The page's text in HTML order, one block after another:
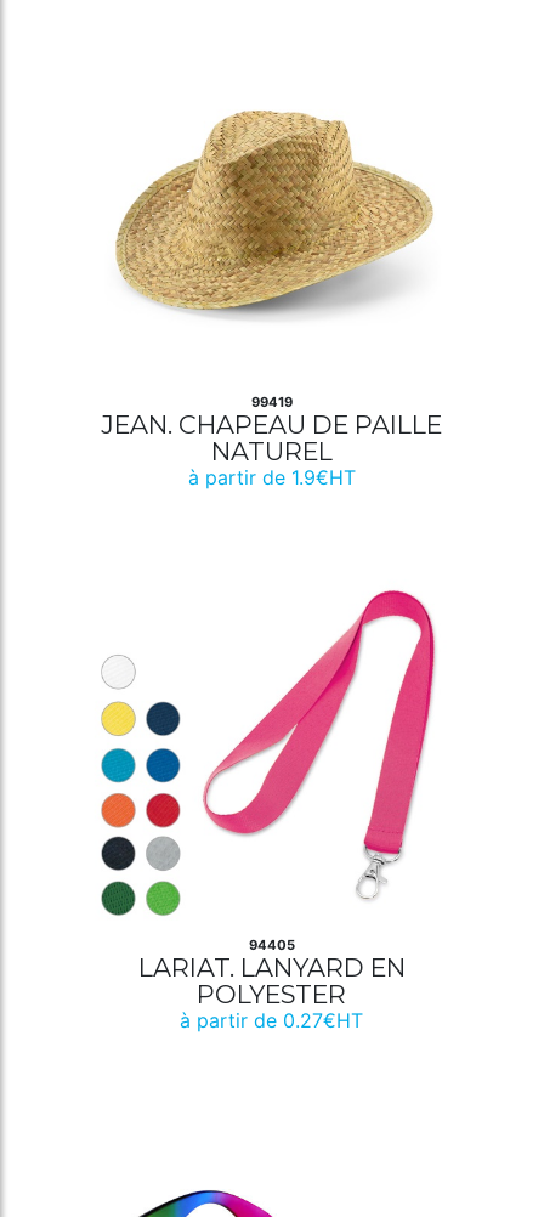
99419
JEAN. CHAPEAU DE PAILLE
NATUREL
à partir de 1.9€HT
94405
LARIAT. LANYARD EN
POLYESTER
à partir de 0.27€HT